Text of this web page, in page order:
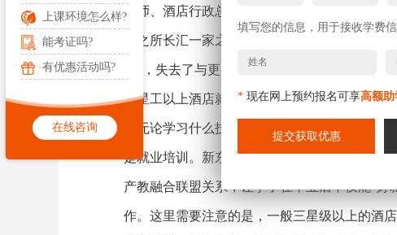
大师、酒店行政总厨、厨师长执教。正所谓，
家之所长汇一家之气。但是与之相反的是，接
言”，失去了与更多厨艺大师的学习与交流的
三星工以上酒店就业VS小酒店打
无论学习什么技能，大家都会关心这样一个
是就业培训。新东方烹饪教育这样成熟的职业
产教融合联盟关系，让学子在毕业后不仅能“好
作。这里需要注意的是，一般三星级以上的酒
上课环境怎么样?
能考证吗?
有优惠活动吗?
在线咨询
填写您的信息，用于接收学费信
* 现在网上预约报名可享高额助